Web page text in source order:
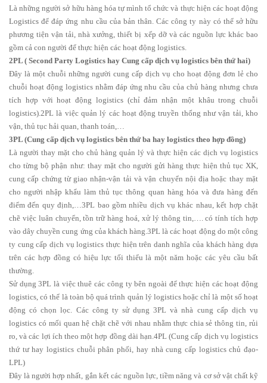
Là những người sở hữu hàng hóa tự mình tổ chức và thực hiện các hoạt động
Logistics để đáp ứng nhu cầu của bản thân. Các công ty này có thể sở hữu
phương tiện vận tải, nhà xưởng, thiết bị xếp dỡ và các nguồn lực khác bao
gồm cả con người để thực hiện các hoạt động logistics.
2PL ( Second Party Logistics hay Cung cấp dịch vụ logistics bên thứ hai)
Đây là một chuỗi những người cung cấp dịch vụ cho hoạt động đơn lẻ cho
chuỗi hoạt động logistics nhằm đáp ứng nhu cầu của chủ hàng nhưng chưa
tích hợp với hoạt động logistics (chỉ đảm nhận một khâu trong chuỗi
logistics).2PL là việc quản lý các hoạt động truyền thống như vận tải, kho
vận, thủ tục hải quan, thanh toán,…
3PL (Cung cấp dịch vụ logistics bên thứ ba hay logistics theo hợp đồng)
Là người thay mặt cho chủ hàng quản lý và thực hiện các dịch vụ logistics
cho từng bộ phận như: thay mặt cho người gửi hàng thực hiện thủ tục XK,
cung cấp chứng từ giao nhận-vận tải và vận chuyển nội địa hoặc thay mặt
cho người nhập khẩu làm thủ tục thông quan hàng hóa và đưa hàng đến
điểm đến quy định,…3PL bao gồm nhiều dịch vụ khác nhau, kết hợp chặt
chẽ việc luân chuyển, tồn trữ hàng hoá, xử lý thông tin,…. có tính tích hợp
vào dây chuyền cung ứng của khách hàng.3PL là các hoạt động do một công
ty cung cấp dịch vụ logistics thực hiện trên danh nghĩa của khách hàng dựa
trên các hợp đồng có hiệu lực tối thiểu là một năm hoặc các yêu cầu bất
thường.
Sử dụng 3PL là việc thuê các công ty bên ngoài để thực hiện các hoạt động
logistics, có thể là toàn bộ quá trình quản lý logistics hoặc chỉ là một số hoạt
động có chọn lọc. Các công ty sử dụng 3PL và nhà cung cấp dịch vụ
logistics có mối quan hệ chặt chẽ với nhau nhằm thực chia sẻ thông tin, rủi
ro, và các lợi ích theo một hợp đồng dài hạn.4PL (Cung cấp dịch vụ logistics
thứ tư hay logistics chuỗi phân phối, hay nhà cung cấp logistics chủ đạo-
LPL)
Đây là người hợp nhất, gắn kết các nguồn lực, tiềm năng và cơ sở vật chất kỹ